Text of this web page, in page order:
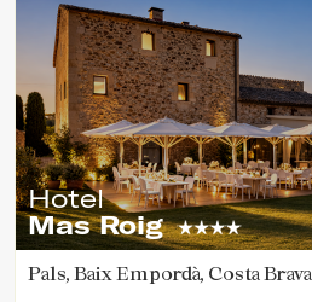
Hotel
Mas Roig
Pals, Baix Empordà, Costa Brava